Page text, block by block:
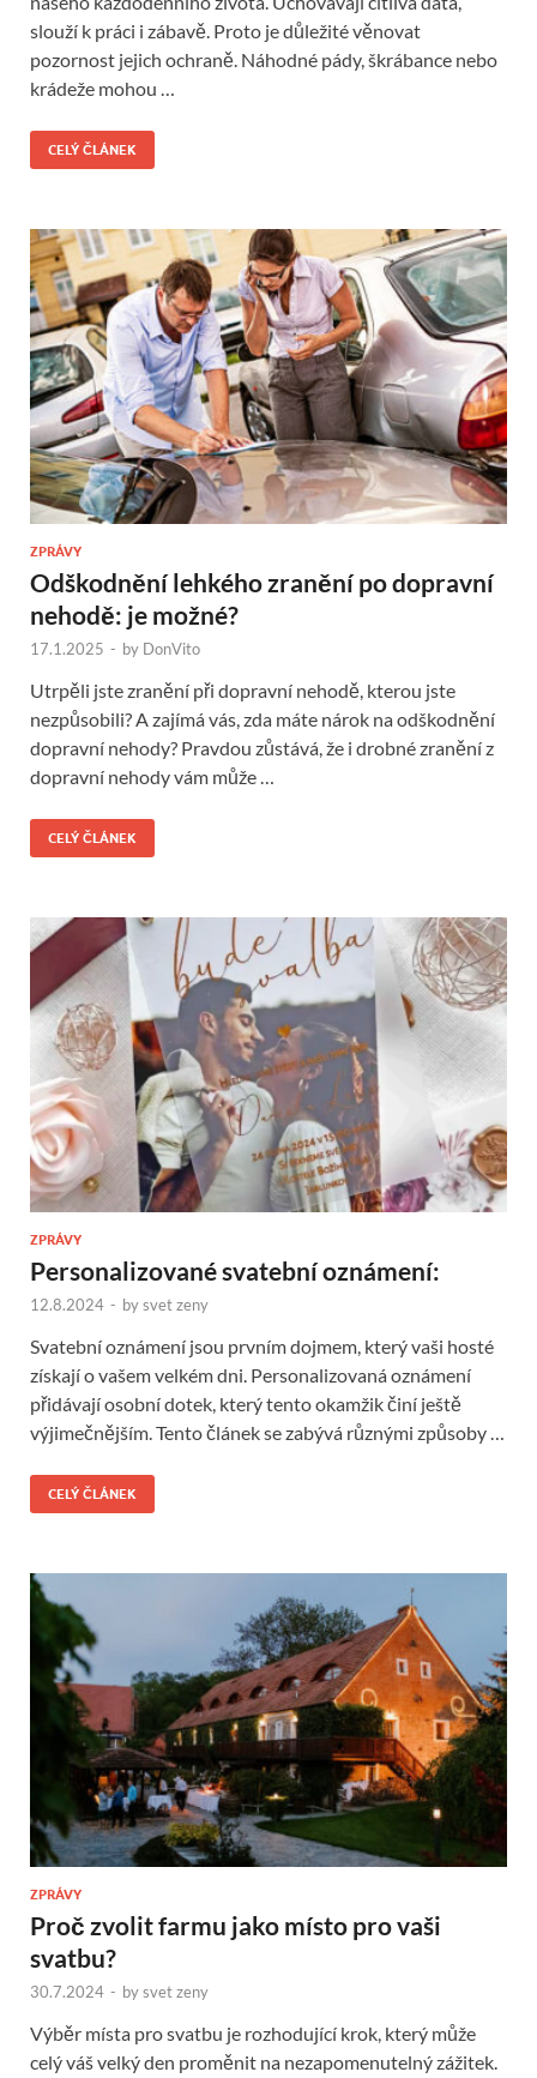
slouží k práci i zábavě. Proto je důležité věnovat
pozornost jejich ochraně. Náhodné pády, škrábance nebo
krádeže mohou …
CELÝ ČLÁNEK
ZPRÁVY
Odškodnění lehkého zranění po dopravní
nehodě: je možné?
17.1.2025 - by DonVito
Utrpěli jste zranění při dopravní nehodě, kterou jste
nezpůsobili? A zajímá vás, zda máte nárok na odškodnění
dopravní nehody? Pravdou zůstává, že i drobné zranění z
dopravní nehody vám může …
CELÝ ČLÁNEK
ZPRÁVY
Personalizované svatební oznámení:
12.8.2024 - bysvet zeny
Svatební oznámení jsou prvním dojmem, který vaši hosté
získají o vašem velkém dni. Personalizovaná oznámení
přidávají osobní dotek, který tento okamžik činí ještě
výjimečnějším. Tento článek se zabývá různými způsoby …
CELÝ ČLÁNEK
ZPRÁVY
Proč zvolit farmu jako místo pro vaši
svatbu?
30.7.2024 - bysvet zeny
Výběr místa pro svatbu je rozhodující krok, který může
celý váš velký den proměnit na nezapomenutelný zážitek.